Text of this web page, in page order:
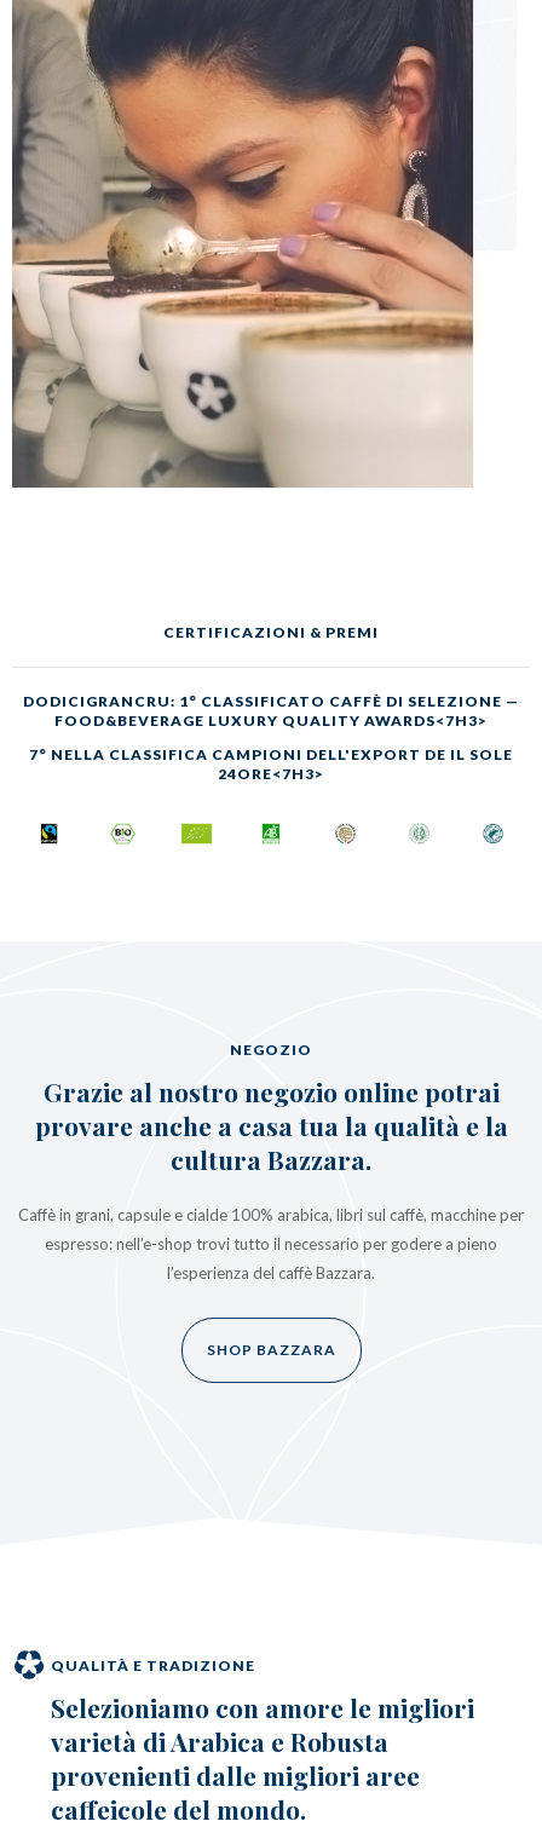
CERTIFICAZIONI & PREMI
DODICIGRANCRU: 1° CLASSIFICATO CAFFÈ DI SELEZIONE —
FOOD&BEVERAGE LUXURY QUALITY AWARDS<7H3>
7° NELLA CLASSIFICA CAMPIONI DELL'EXPORT DE IL SOLE
24ORE<7H3>
NEGOZIO
Grazie al nostro negozio online potrai
provare anche a casa tua la qualità e la
cultura Bazzara.
Caffè in grani, capsule e cialde 100% arabica, libri sul caffè, macchine per
espresso: nell’e-shop trovi tutto il necessario per godere a pieno
l’esperienza del caffè Bazzara.
SHOP BAZZARA
QUALITÀ E TRADIZIONE
Selezioniamo con amore le migliori
varietà di Arabica e Robusta
provenienti dalle migliori aree
caffeicole del mondo.